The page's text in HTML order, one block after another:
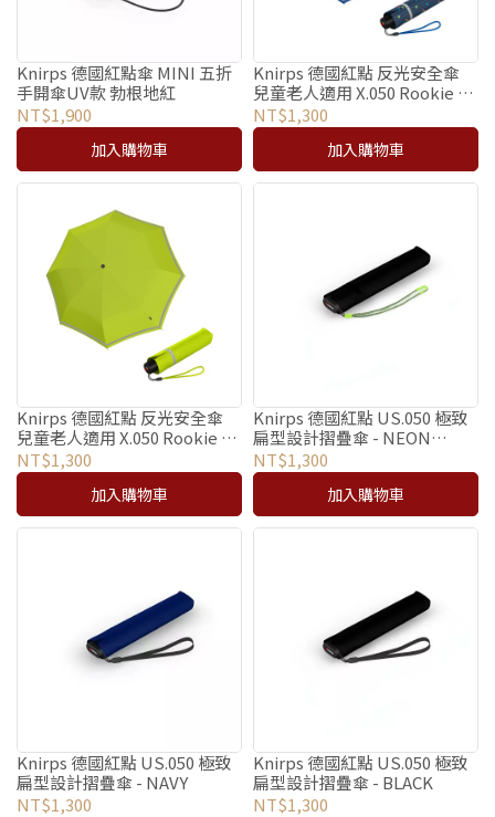
Knirps 德國紅點傘 MINI 五折
手開傘UV款 勃根地紅
NT$1,900
加入購物車
Knirps 德國紅點 反光安全傘
兒童老人適用 X.050 Rookie /
Triple Blue
NT$1,300
加入購物車
Knirps 德國紅點 反光安全傘
兒童老人適用 X.050 Rookie /
Lime Reflective
NT$1,300
加入購物車
Knirps 德國紅點 US.050 極致
扁型設計摺疊傘 - NEON
BLACK
NT$1,300
加入購物車
Knirps 德國紅點 US.050 極致
扁型設計摺疊傘 - NAVY
NT$1,300
Knirps 德國紅點 US.050 極致
扁型設計摺疊傘 - BLACK
NT$1,300